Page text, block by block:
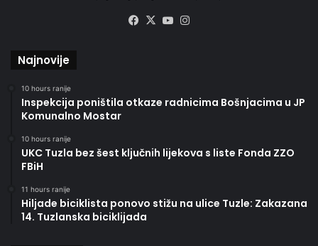
Facebook
X YouTube
Najnovije
10 hours ranije
Inspekcija poništila otkaze radnicima Bošnjacima u JP
Komunalno Mostar
10 hours ranije
UKC Tuzla bez šest ključnih lijekova s liste Fonda ZZO
FBiH
11 hours ranije
Hiljade biciklista ponovo stižu na ulice Tuzle: Zakazana
14. Tuzlanska biciklijada